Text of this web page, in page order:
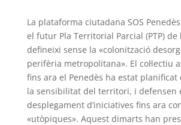
La plataforma ciutadana SOS
el futur Pla Territorial Parcial (PTP) de
defineixi sense la «colonització
perifèria metropolitana». El col·lectiu
fins ara el Penedès ha estat planificat
la sensibilitat del territori, i defensen
desplegament d’iniciatives fins ara
«utòpiques». Aquest dimarts han